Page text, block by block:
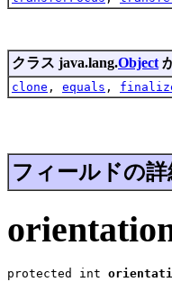
クラス java.lang.Object
clone , equals ,
フィールドの詳
protected int